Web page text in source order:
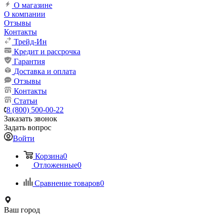
О магазине
О компании
Отзывы
Контакты
Трейд-Ин
Кредит и рассрочка
Гарантия
Доставка и оплата
Отзывы
Контакты
Статьи
8 (800) 500-00-22
Заказать звонок
Задать вопрос
Войти
Корзина0
Отложенные0
Сравнение товаров0
Ваш город